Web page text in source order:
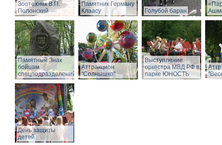
Зоотехник В.П.
Полонский
Памятник Герману
Клаасу
Голубой баран
Памятный Знак
бойцам
спецподразделений
Аттракцион
"Солнышко"
Выступление
оркестра МВД РФ в
парке ЮНОСТЬ
День защиты
детей